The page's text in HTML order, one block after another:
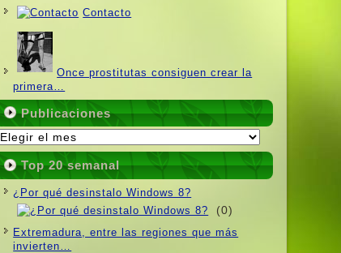
Contacto
Once prostitutas consiguen crear la
primera…
Publicaciones
Publicaciones
Top 20 semanal
¿Por qué desinstalo Windows 8?
(0)
Extremadura, entre las regiones que más
invierten…